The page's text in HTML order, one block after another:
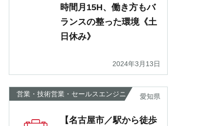
時間月15H、働き方もバ
ランスの整った環境《土
日休み》
2024年3月13日
営業・技術営業・セールスエンジニ
愛知県
【名古屋市／駅から徒歩